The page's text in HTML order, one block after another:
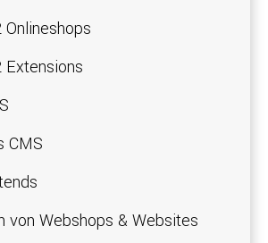
CMS
von Webshops & Websites